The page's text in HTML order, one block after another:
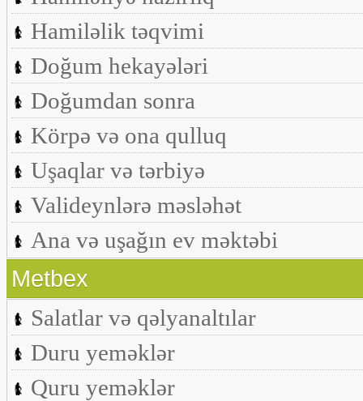
Hamiləlik təqvimi
Doğum hekayələri
Doğumdan sonra
Körpə və ona qulluq
Uşaqlar və tərbiyə
Valideynlərə məsləhət
Ana və uşağın ev məktəbi
Metbex
Salatlar və qəlyanaltılar
Duru yeməklər
Quru yeməklər